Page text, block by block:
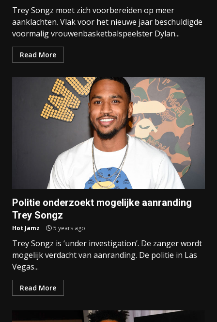
Trey Songz moet zich voorbereiden op meer
aanklachten. Vlak voor het nieuwe jaar beschuldigde
voormalig vrouwenbasketbalspeelster Dylan...
Read More
Politie onderzoekt mogelijke aanranding
Trey Songz
Hot Jamz 5 years ago
Trey Songz is ‘under investigation’. De zanger wordt
mogelijk verdacht van aanranding. De politie in Las
Vegas...
Read More